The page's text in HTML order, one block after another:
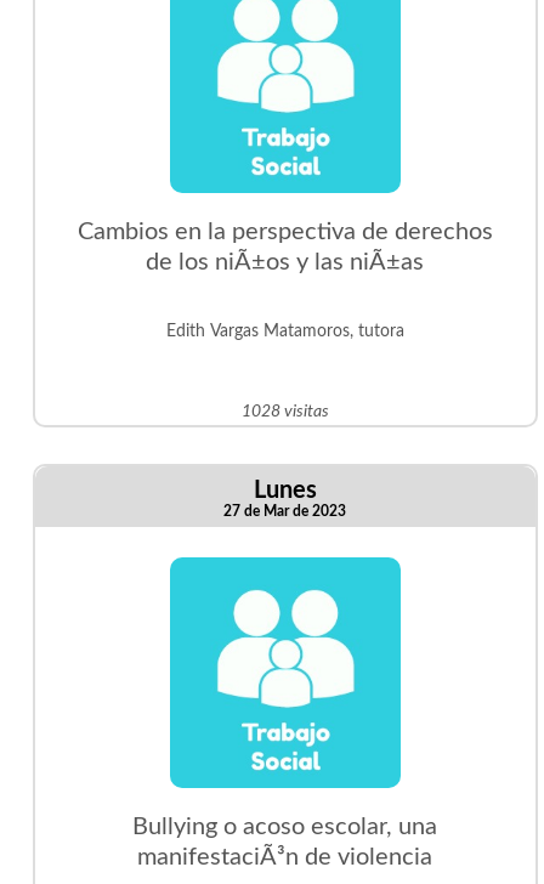
Cambios en la perspectiva de derechos
de los niÃ±os y las niÃ±as
Edith Vargas Matamoros, tutora
1028 visitas
Lunes
27 de Mar de 2023
Bullying o acoso escolar, una
manifestaciÃ³n de violencia